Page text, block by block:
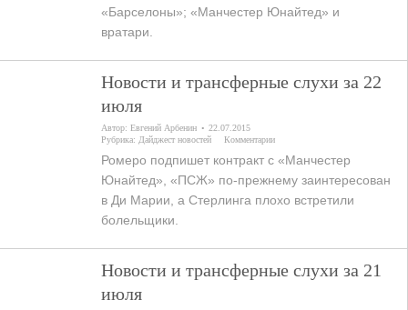
«Барселоны»; «Манчестер Юнайтед» и
вратари.
Новости и трансферные слухи за 22
июля
Автор:Евгений Арбенин
22.07.2015
Рубрика: Дайджест новостей Комментарии
Ромеро подпишет контракт с «Манчестер
Юнайтед», «ПСЖ» по-прежнему заинтересован
в Ди Марии, а Стерлинга плохо встретили
болельщики.
Новости и трансферные слухи за 21
июля